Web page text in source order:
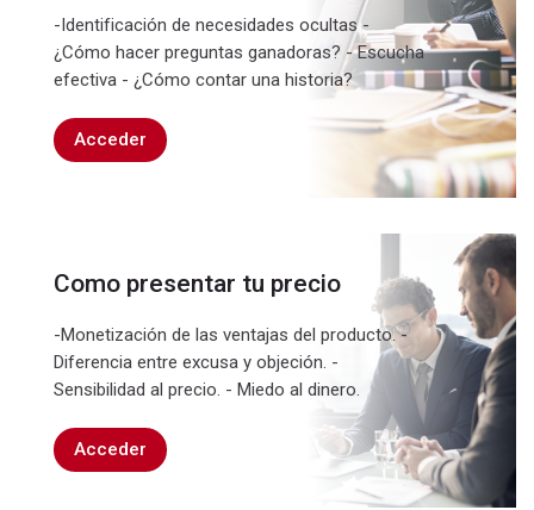
-Identificación de necesidades ocultas -
¿Cómo hacer preguntas ganadoras? - Escucha
efectiva - ¿Cómo contar una historia?
Acceder
Como presentar tu precio
-Monetización de las ventajas del producto. -
Diferencia entre excusa y objeción. -
Sensibilidad al precio. - Miedo al dinero.
Acceder